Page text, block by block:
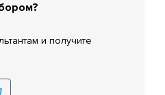
и получите